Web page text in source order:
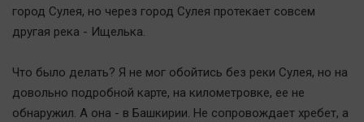
Автомобили
XX век: криминальные уроки
Медиаграмотность
Медицина
город Сулея, но через город Сулея протекает совсем
другая река - Ищелька.
Что было делать? Я не мог обойтись без реки Сулея, но на
довольно подробной карте, на километровке, ее не
обнаружил. А она - в Башкирии. Не сопровождает хребет, а